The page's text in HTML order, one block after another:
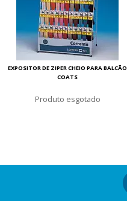
EXPOSITOR DE ZIPER CHEIO PARA BALCÃO
COATS
esgotado